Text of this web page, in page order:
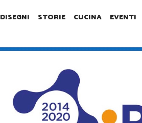
DISEGNI STORIE CUCINA EVENTI